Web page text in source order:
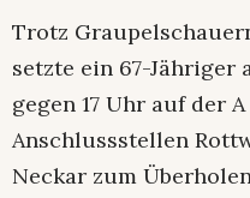
Trotz
setzte ein 67-Jähriger
gegen 17 Uhr auf der
Anschlussstellen
Neckar zum